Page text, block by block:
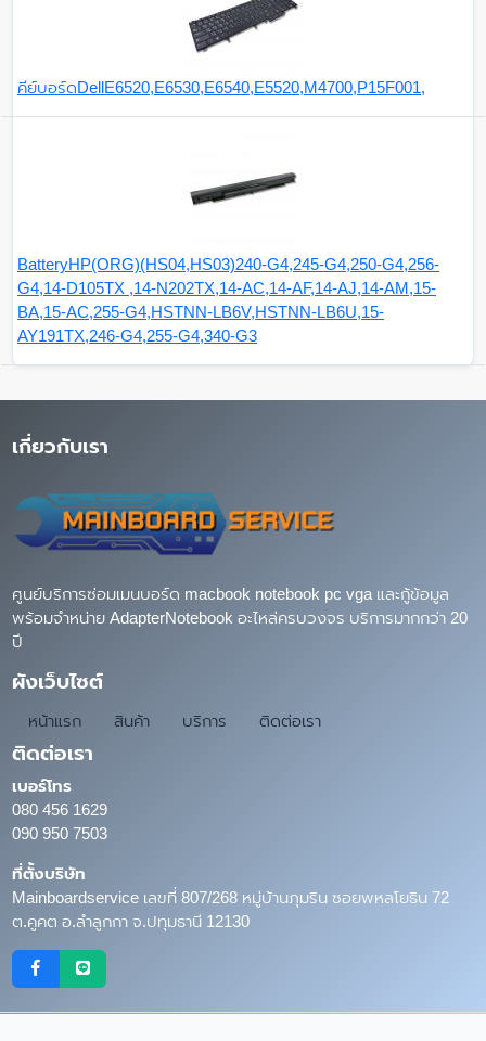
คีย์บอร์ดDellE6520,E6530,E6540,E5520,M4700,P15F001,
BatteryHP(ORG)(HS04,HS03)240-G4,245-G4,250-G4,256-
G4,14-D105TX ,14-N202TX,14-AC,14-AF,14-AJ,14-AM,15-
BA,15-AC,255-G4,HSTNN-LB6V,HSTNN-LB6U,15-
AY191TX,246-G4,255-G4,340-G3
เกี่ยวกับเรา
ศูนย์บริการซ่อมเมนบอร์ด macbook notebook pc vga และกู้ข้อมูล
พร้อมจำหน่าย AdapterNotebook อะไหล่ครบวงจร บริการมากกว่า 20
ปี
ผังเว็บไซต์
หน้าแรก สินค้า บริการ ติดต่อเรา
ติดต่อเรา
เบอร์โทร
080 456 1629
090 950 7503
ที่ตั้งบริษัท
Mainboardservice เลขที่ 807/268 หมู่บ้านภุมริน ซอยพหลโยธิน 72
ต.คูคต อ.ลำลูกกา จ.ปทุมธานี 12130